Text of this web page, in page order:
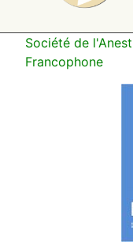
Société de
Francophone